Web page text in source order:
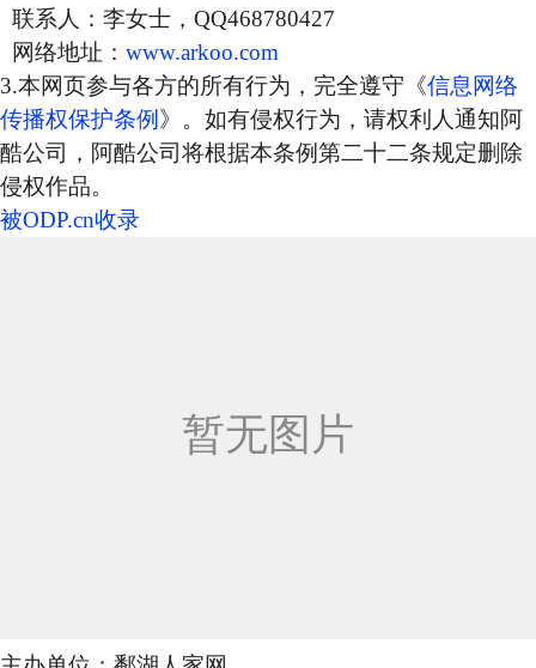
联系人：李女士，QQ468780427
网络地址： www.arkoo.com
3.本网页参与各方的所有行为，完全遵守《信息网络
传播权保护条例 》。如有侵权行为，请权利人通知阿
酷公司，阿酷公司将根据本条例第二十二条规定删除
侵权作品。
被ODP.cn收录